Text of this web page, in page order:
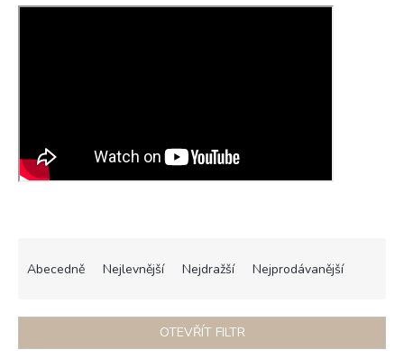
n
í
Abecedně Nejlevnější Nejdražší Nejprodávanější
OTEVŘÍT FILTR